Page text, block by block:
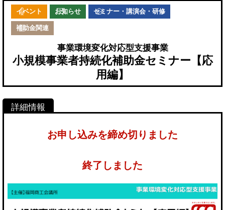
イベント お知らせ セミナー・講演会・研修
補助金関連
事業環境変化対応型支援事業
小規模事業者持続化補助金セミナー【応
用編】
お申し込みを締め切りました
終了しました